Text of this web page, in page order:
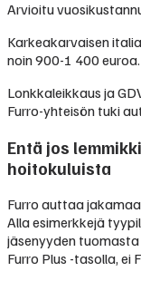
Arvioitu
Karkeakarvaisen
noin 900-1 400
Lonkkaleikkaus ja
Furro-yhteisön tuki
Entä jos
hoitokuluista
Furro auttaa
Alla esimerkkejä
jäsenyyden
Furro Plus -tasolla, ei